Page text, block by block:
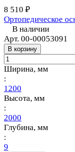
8 510 ₽
Ортопедическое
В наличии
Арт. 00-00053091
В корзину
Ширина, мм
:
1200
Высота, мм
:
2000
Глубина, мм
:
9